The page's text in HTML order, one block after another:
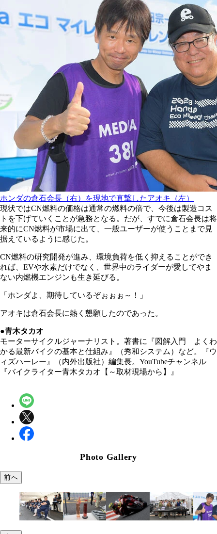
ホンダの倉石会長（右）を現地で直撃したアオキ（左）
現状ではCN燃料の価格は通常の燃料の倍で、今後は製造コス
トを下げていくことが急務となる。だが、すでに倉石会長は将
来的にCN燃料が市場に出て、一般ユーザーが使うことまで見
据えているように感じた。
CN燃料の研究開発が進み、環境負荷を低く抑えることができ
れば、EVや水素だけでなく、世界中のライダーが愛してやま
ない内燃機エンジンも生き延びる。
「ホンダよ、期待しているぞぉぉぉ～！」
アオキは倉石会長に熱く懇願したのであった。
●青木タカオ
モーターサイクルジャーナリスト。著書に『図解入門 よくわ
かる最新バイクの基本と仕組み』（秀和システム）など。『ウ
ィズハーレー』（内外出版社）編集長。YouTubeチャンネル
『バイクライター青木タカオ【～取材現場から】』
Photo Gallery
前へ